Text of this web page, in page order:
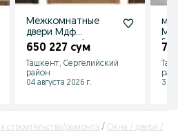
Межкомнатные
двери Мдф
эшиклар сифатли
эшиклар! Мдф
двери Temir eshik
650 227 сум
Ташкент, Сергелийский
район
04 августа 2026 г.
Мдф
31
строительства/ремонта Окна / двери /